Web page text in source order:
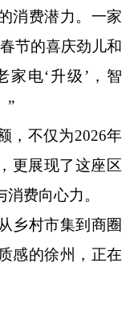
消费潜力。一家
节的喜庆劲儿和
家电‘升级’，智
”
不仅为2026年
更展现了这座区
费向心力。
村市集到商圈
感的徐州，正在